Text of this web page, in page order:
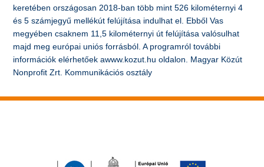
keretében országosan 2018-ban több mint 526 kilométernyi 4
és 5 számjegyű mellékút felújítása indulhat el. Ebből Vas
megyében csaknem 11,5 kilométernyi út felújítása valósulhat
majd meg európai uniós forrásból. A programról további
információk elérhetőek awww.kozut.hu oldalon. Magyar Közút
Nonprofit Zrt. Kommunikációs osztály